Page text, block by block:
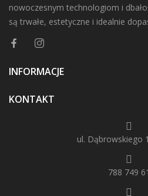
nowoczesnym technologiom i
są trwałe, estetyczne i idealnie
INFORMACJE
KONTAKT
ul. Dąbrowskiego
788 749